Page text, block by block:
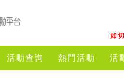
如
活動查詢 熱門活動 活